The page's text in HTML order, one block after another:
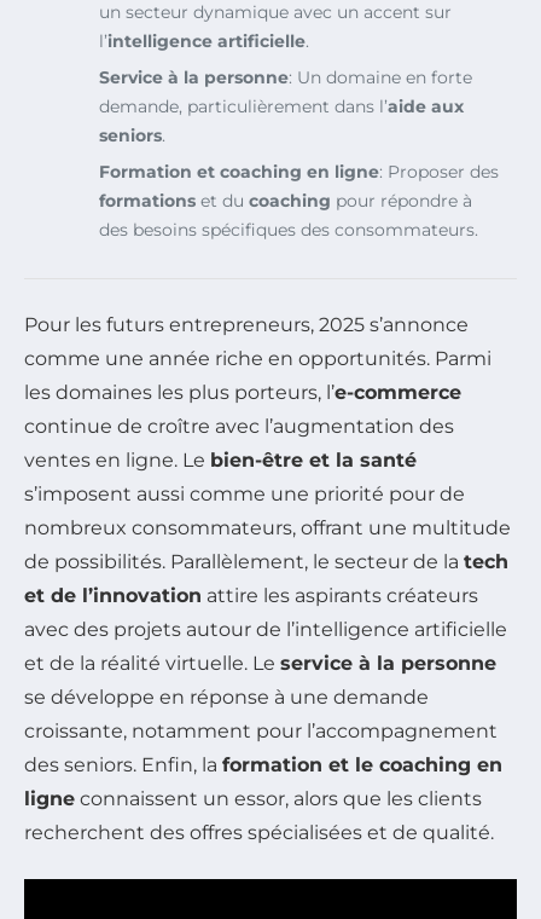
un secteur dynamique avec un accent sur
l’intelligence artificielle.
Service à la personne: Un domaine en forte
demande, particulièrement dans l’aide aux
seniors.
Formation et coaching en ligne: Proposer des
formations et du coaching pour répondre à
des besoins spécifiques des consommateurs.
Pour les futurs entrepreneurs, 2025 s’annonce
comme une année riche en opportunités. Parmi
les domaines les plus porteurs, l’e-commerce
continue de croître avec l’augmentation des
ventes en ligne. Le bien-être et la santé
s’imposent aussi comme une priorité pour de
nombreux consommateurs, offrant une multitude
de possibilités. Parallèlement, le secteur de la tech
et de l’innovation attire les aspirants créateurs
avec des projets autour de l’intelligence artificielle
et de la réalité virtuelle. Le service à la personne
se développe en réponse à une demande
croissante, notamment pour l’accompagnement
des seniors. Enfin, la formation et le coaching en
ligne connaissent un essor, alors que les clients
recherchent des offres spécialisées et de qualité.